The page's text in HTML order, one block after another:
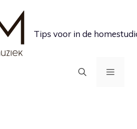
Tips voor in de
MENU